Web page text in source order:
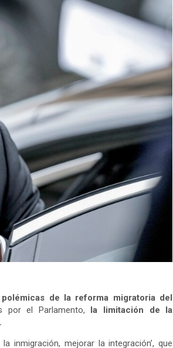
de la reforma migratoria del
por el Parlamento, la limitación de la
inmigración, mejorar la integración’, que